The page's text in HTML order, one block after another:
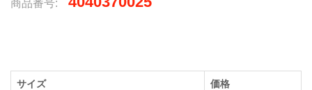
商品番号:
サイズ 価格